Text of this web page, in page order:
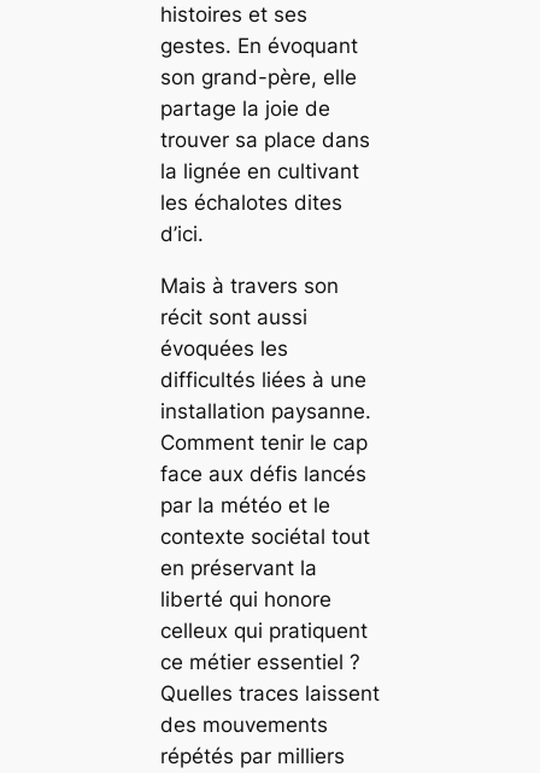
histoires et ses
gestes. En évoquant
son grand-père, elle
partage la joie de
trouver sa place dans
la lignée en cultivant
les échalotes dites
d’ici.
Mais à travers son
récit sont aussi
évoquées les
difficultés liées à une
installation paysanne.
Comment tenir le cap
face aux défis lancés
par la météo et le
contexte sociétal tout
en préservant la
liberté qui honore
celleux qui pratiquent
ce métier essentiel ?
Quelles traces laissent
des mouvements
répétés par milliers